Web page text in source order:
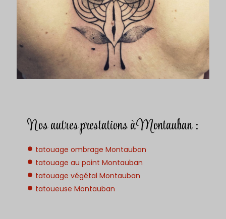
Nos autres prestations à Montauban :
tatouage ombrage Montauban
tatouage au point Montauban
tatouage végétal Montauban
tatoueuse Montauban